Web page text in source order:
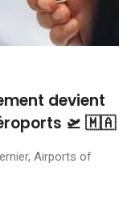
devient
🛫 🇲🇦
Airports of